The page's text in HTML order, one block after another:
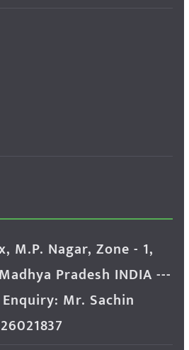
M.P. Nagar, Zone - 1,
Pradesh INDIA ---
Mr. Sachin